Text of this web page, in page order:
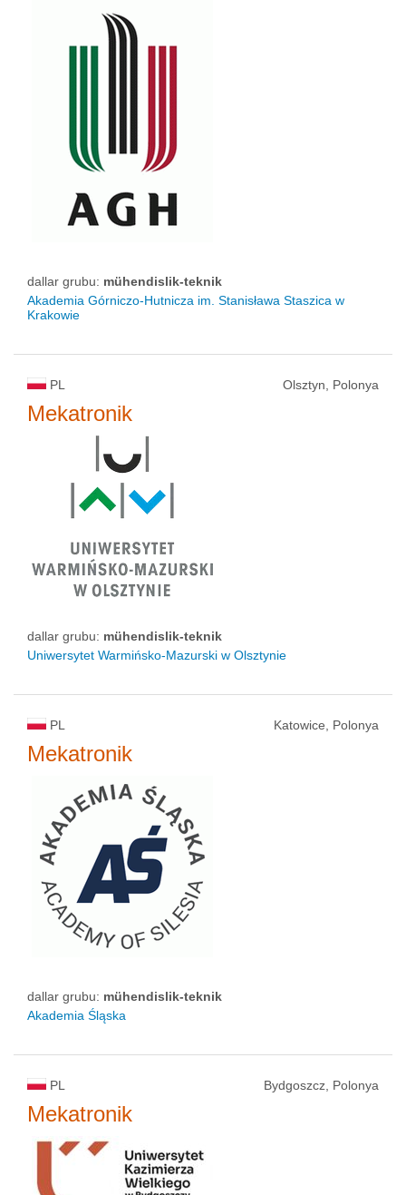
dallar grubu: mühendislik-teknik
Akademia Górniczo-Hutnicza im. Stanisława Staszica w
Krakowie
PL Olsztyn, Polonya
Mekatronik
dallar grubu: mühendislik-teknik
Uniwersytet Warmińsko-Mazurski w Olsztynie
PL Katowice, Polonya
Mekatronik
dallar grubu: mühendislik-teknik
Akademia Śląska
PL Bydgoszcz, Polonya
Mekatronik